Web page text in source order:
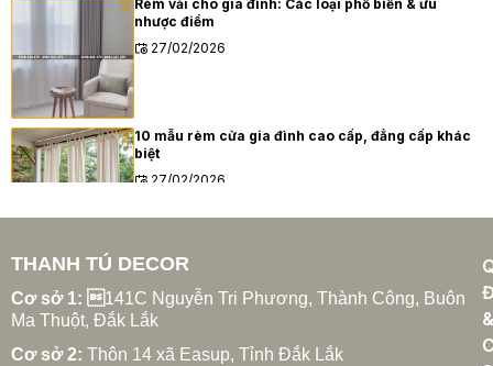
Rèm vải cho gia đình: Các loại phổ biến & ưu
nhược điểm
27/02/2026
10 mẫu rèm cửa gia đình cao cấp, đẳng cấp khác
biệt
27/02/2026
Xu hướng rèm cửa gia đình hiện đại năm 2025
27/02/2026
THANH TÚ DECOR
Cơ sở 1: 141C Nguyễn Tri Phương, Thành Công, Buôn
Ma Thuột, Đắk Lắk
Cơ sở 2: Thôn 14 xã Easup, Tỉnh Đắk Lắk
&